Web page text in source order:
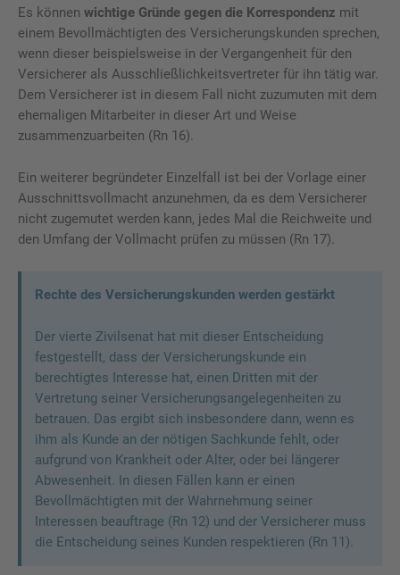
Es können wichtige Gründe gegen die Korrespondenz mit
einem Bevollmächtigten des Versicherungskunden sprechen,
wenn dieser beispielsweise in der Vergangenheit für den
Versicherer als Ausschließlichkeitsvertreter für ihn tätig war.
Dem Versicherer ist in diesem Fall nicht zuzumuten mit dem
ehemaligen Mitarbeiter in dieser Art und Weise
zusammenzuarbeiten (Rn 16).
Ein weiterer begründeter Einzelfall ist bei der Vorlage einer
Ausschnittsvollmacht anzunehmen, da es dem Versicherer
nicht zugemutet werden kann, jedes Mal die Reichweite und
den Umfang der Vollmacht prüfen zu müssen (Rn 17).
Rechte des Versicherungskunden werden gestärkt
Der vierte Zivilsenat hat mit dieser Entscheidung
festgestellt, dass der Versicherungskunde ein
berechtigtes Interesse hat, einen Dritten mit der
Vertretung seiner Versicherungsangelegenheiten zu
betrauen. Das ergibt sich insbesondere dann, wenn es
ihm als Kunde an der nötigen Sachkunde fehlt, oder
aufgrund von Krankheit oder Alter, oder bei längerer
Abwesenheit. In diesen Fällen kann er einen
Bevollmächtigten mit der Wahrnehmung seiner
Interessen beauftrage (Rn 12) und der Versicherer muss
die Entscheidung seines Kunden respektieren (Rn 11).